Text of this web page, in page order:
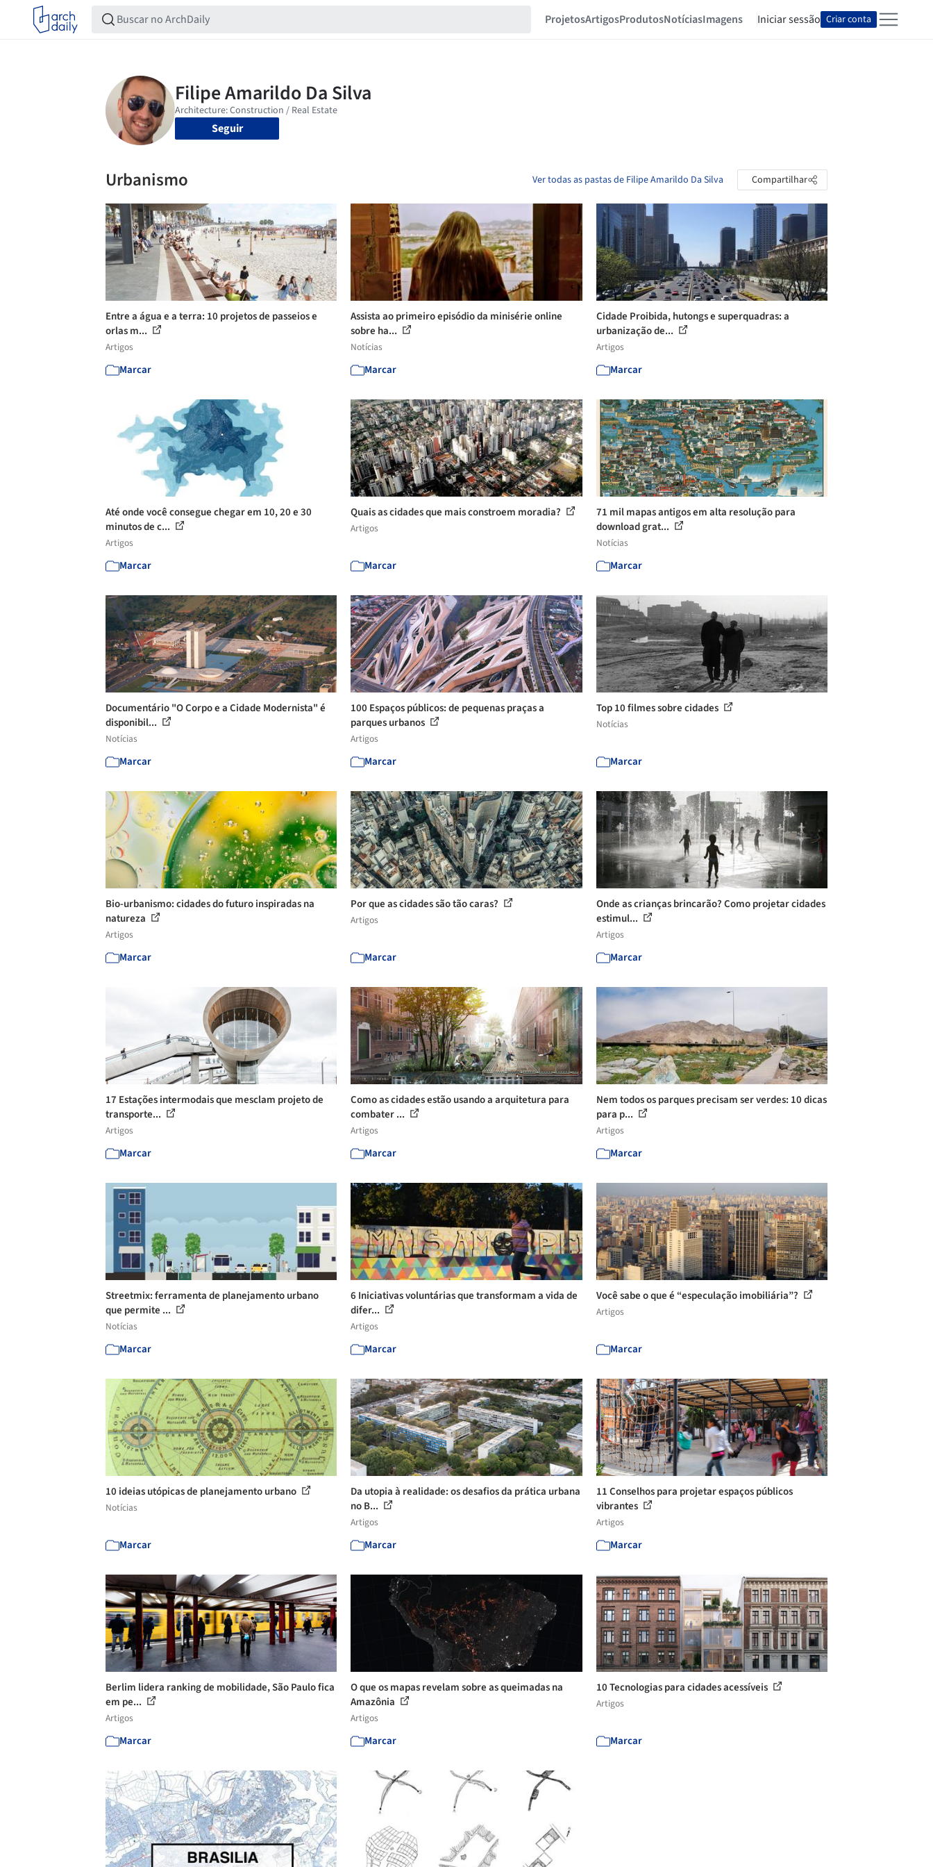
ProjetosArtigosProdutosNotíciasImagens Iniciar sessão Criar conta
Seguir
Urbanismo Ver todas as pastas de Filipe Amarildo Da Silva Compartilhar
Entre a água e a terra: 10 projetos de passeios e
orlas m...
Artigos
Marcar
Assista ao primeiro episódio da minisérie online
sobre ha...
Notícias
Marcar
Cidade Proibida, hutongs e superquadras: a
urbanização de...
Artigos
Marcar
Até onde você consegue chegar em 10, 20 e 30
minutos de c...
Artigos
Marcar
Quais as cidades que mais constroem moradia?
Artigos
Marcar
71 mil mapas antigos em alta resolução para
download grat...
Notícias
Marcar
Documentário "O Corpo e a Cidade Modernista" é
disponibil...
Notícias
Marcar
100 Espaços públicos: de pequenas praças a
parques urbanos
Artigos
Marcar
Top 10 filmes sobre cidades
Notícias
Marcar
Bio-urbanismo: cidades do futuro inspiradas na
natureza
Artigos
Marcar
Por que as cidades são tão caras?
Artigos
Marcar
Onde as crianças brincarão? Como projetar cidades
estimul...
Artigos
Marcar
17 Estações intermodais que mesclam projeto de
transporte...
Artigos
Marcar
Como as cidades estão usando a arquitetura para
combater ...
Artigos
Marcar
Nem todos os parques precisam ser verdes: 10 dicas
para p...
Artigos
Marcar
Streetmix: ferramenta de planejamento urbano
que permite ...
Notícias
Marcar
6 Iniciativas voluntárias que transformam a vida de
difer...
Artigos
Marcar
Você sabe o que é “especulação imobiliária”?
Artigos
Marcar
10 ideias utópicas de planejamento urbano
Notícias
Marcar
Da utopia à realidade: os desafios da prática urbana
no B...
Artigos
Marcar
11 Conselhos para projetar espaços públicos
vibrantes
Artigos
Marcar
Berlim lidera ranking de mobilidade, São Paulo fica
em pe...
Artigos
Marcar
O que os mapas revelam sobre as queimadas na
Amazônia
Artigos
Marcar
10 Tecnologias para cidades acessíveis
Artigos
Marcar